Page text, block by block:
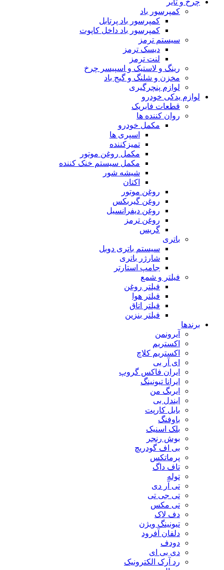
چرخ و تایر
کمپرسور باد
کمپرسور باد پرتابل
کمپرسور باد داخل کاپوت
سیستم ترمز
دیسک ترمز
لنت ترمز
رینگ و لاستیک و اسپیسر چرخ
مخزن و شلنگ و گیج باد
لوازم پنچرگیری
لوازم یدکی خودرو
قطعات فابریک
روان کننده ها
مکمل خودرو
اسپری ها
تمیزکننده
مکمل روغن موتور
مکمل سیستم خنک کننده
شیشه شور
اکتان
روغن موتور
روغن گیربکس
روغن دیفرانسیل
روغن ترمز
گریس
باتری
سیستم باتری دوبل
شارژر باتری
جامپ استارتر
فیلتر و شمع
فیلتر روغن
فیلتر هوا
فیلتر اتاق
فیلتر بنزین
برندها
آیرونمن
اکستریم
اکستریم کلاچ
ای آر بی
ایران فاکس گروپ
ایرانا تیونینگ
ایربگ من
ایندل بی
بابل کارپت
باوفنگ
بلک اسنیک
بوش رنجر
بی اف گودریچ
پرماتکس
تاف داگ
توله
تی آر دی
تی جی تی
تی مکس
دف لاک
تیونینگ ویژن
دلفان آفرود
دودف
دی بی ای
رد آرک الکترونیک